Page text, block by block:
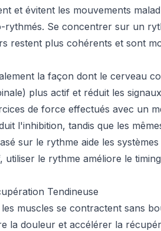
et évitent les mouvements
Se concentrer sur un
restent plus cohérents et sont
la façon dont le cerveau
plus actif et réduit les
de force effectués avec un
l'inhibition, tandis que les
sur le rythme aide les
utiliser le rythme améliore le
Tendineuse
muscles se contractent sans
la douleur et accélérer la